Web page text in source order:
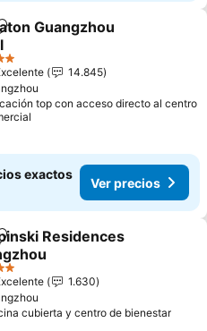
a favoritos
Guangzhou
14.845
top con acceso directo al centro
exactos
Ver precios
a favoritos
Residences
1.630
cubierta y centro de bienestar